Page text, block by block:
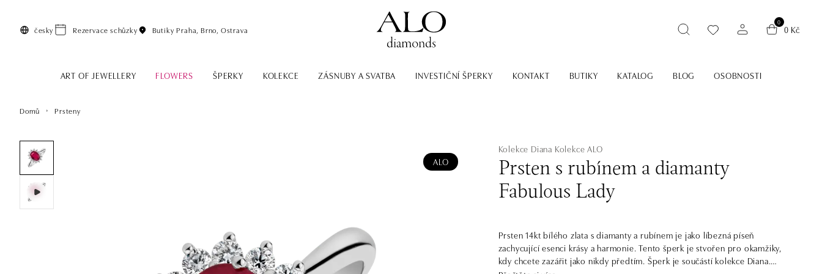
česky Rezervace schůzky Butiky Praha, Brno, Ostrava
0
0 Kč
ART OF JEWELLERY FLOWERS ŠPERKY KOLEKCE ZÁSNUBY A SVATBA INVESTIČNÍ ŠPERKY KONTAKT BUTIKY KATALOG BLOG OSOBNOSTI
Domů Prsteny
ALO
Kolekce Diana Kolekce ALO
Prsten s rubínem a diamanty
Fabulous Lady
Prsten 14kt bílého zlata s diamanty a rubínem je jako líbezná píseň
zachycující esenci krásy a harmonie. Tento šperk je stvořen pro okamžiky,
kdy chcete zazářit jako nikdy předtím. Šperk je součástí kolekce Diana.